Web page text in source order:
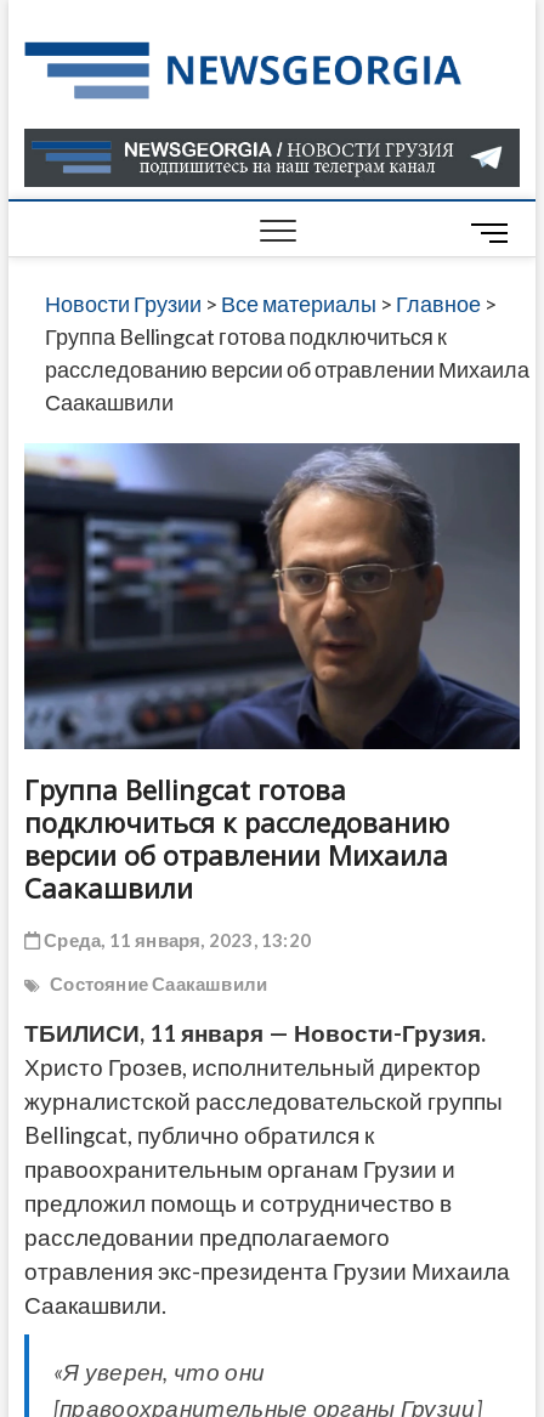
to
content
О
В
ГРУЗИИ
САЙТЕ
M
e
n
B
Новости Грузии > Все материалы > Главное>
Группа Bellingcat готова подключиться к
расследованию версии об отравлении Михаила
Саакашвили
Группа Bellingcat готова
подключиться к расследованию
версии об отравлении Михаила
Саакашвили
Среда, 11 января, 2023, 13:20
Состояние Саакашвили
ТБИЛИСИ, 11 января — Новости-Грузия.
Христо Грозев, исполнительный директор
журналистской расследовательской группы
Bellingcat, публично обратился к
правоохранительным органам Грузии и
предложил помощь и сотрудничество в
расследовании предполагаемого
отравления экс-президента Грузии Михаила
Саакашвили.
«Я уверен, что они
[правоохранительные органы Грузии]